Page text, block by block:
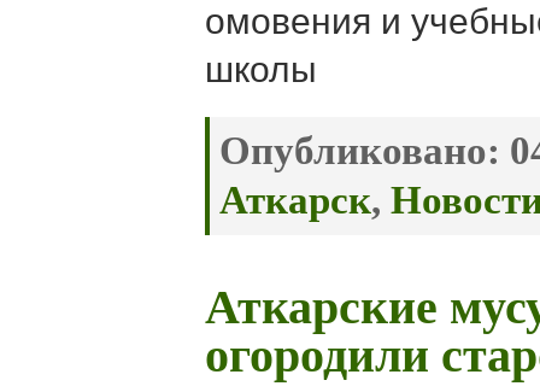
омовения и
школы
Опубликовано:
Аткарск,
Аткарские
огородили